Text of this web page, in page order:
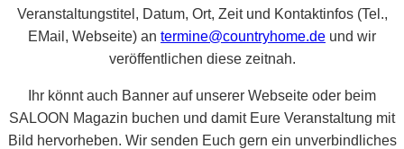
Veranstaltungstitel, Datum, Ort, Zeit und Kontaktinfos (Tel.,
EMail, Webseite) an termine@countryhome.de und wir
veröffentlichen diese zeitnah.
Ihr könnt auch Banner auf unserer Webseite oder beim
SALOON Magazin buchen und damit Eure Veranstaltung mit
Bild hervorheben. Wir senden Euch gern ein unverbindliches